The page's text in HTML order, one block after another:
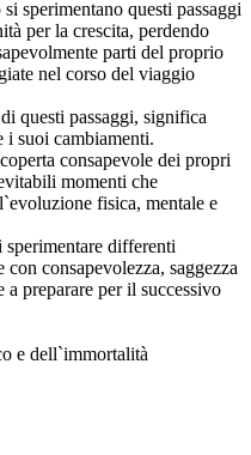
sperimentano questi passaggi
per la crescita, perdendo
parti del proprio
nel corso del viaggio
questi passaggi, significa
i suoi cambiamenti.
consapevole dei propri
momenti che
fisica, mentale e
differenti
consapevolezza, saggezza
a preparare per il successivo
e dell`immortalità